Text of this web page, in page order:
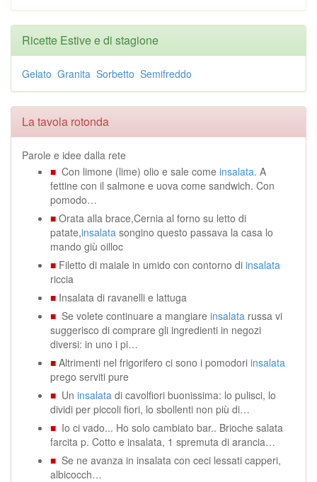
Ricette Estive e di stagione
Gelato Granita Sorbetto Semifreddo
La tavola rotonda
Parole e idee dalla rete
■ Con limone (lime) olio e sale come insalata. A
fettine con il salmone e uova come sandwich. Con
pomodo…
■ Orata alla brace,Cernia al forno su letto di
patate,insalata songino questo passava la casa lo
mando giù oilloc
■ Filetto di maiale in umido con contorno di insalata
riccia
■ Insalata di ravanelli e lattuga
■ Se volete continuare a mangiare insalata russa vi
suggerisco di comprare gli ingredienti in negozi
diversi: in uno i pi…
■ Altrimenti nel frigorifero ci sono i pomodori insalata
prego serviti pure
■ Un insalata di cavolfiori buonissima: lo pulisci, lo
dividi per piccoli fiori, lo sbollenti non più di…
■ Io ci vado... Ho solo cambiato bar.. Brioche salata
farcita p. Cotto e insalata, 1 spremuta di arancia…
■ Se ne avanza in insalata con ceci lessati capperi,
albicocch…